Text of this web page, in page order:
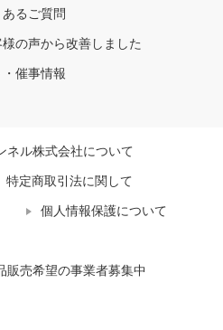
あるご質問
様の声から改善しました
催事情報
ネル株式会社について
特定商取引法に関して
個人情報保護について
販売希望の事業者募集中